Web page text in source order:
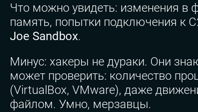
Что можно увидеть: изменения в
память, попытки подключения к
Joe Sandbox.
Минус: хакеры не дураки. Они
может проверить: количество
(VirtualBox, VMware), даже
файлом. Умно, мерзавцы.